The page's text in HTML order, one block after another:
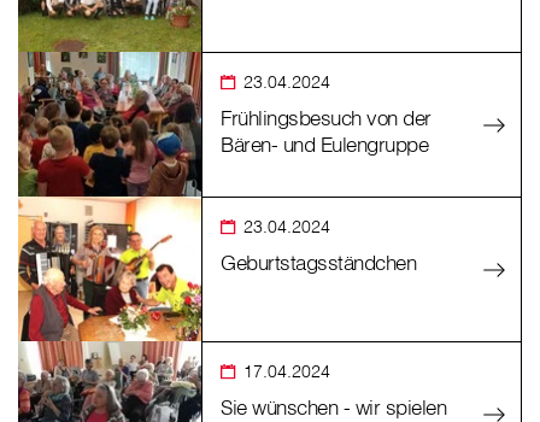
23.04.2024
Frühlingsbesuch von der
Bären- und Eulengruppe
23.04.2024
Geburtstagsständchen
17.04.2024
Sie wünschen - wir spielen